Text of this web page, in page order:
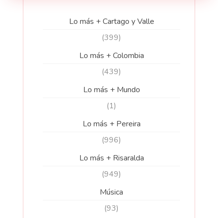
Lo más + Cartago y Valle
(399)
Lo más + Colombia
(439)
Lo más + Mundo
(1)
Lo más + Pereira
(996)
Lo más + Risaralda
(949)
Música
(93)